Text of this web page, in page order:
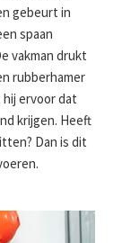
gebeurt in
spaan
vakman drukt
rubberhamer
ervoor dat
krijgen. Heeft
Dan is dit